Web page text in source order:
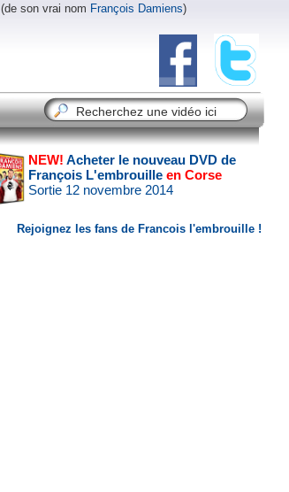
(de son vrai nom François Damiens)
NEW! Acheter le nouveau DVD de
François L'embrouille en Corse
Sortie 12 novembre 2014
Rejoignez les fans de Francois l'embrouille !